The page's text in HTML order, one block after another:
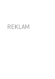
REKLAM